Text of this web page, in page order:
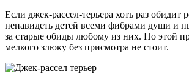
Если джек-рассел-терьера хоть раз обидит
ненавидеть детей всеми фибрами души и
за старые обиды любому из них. По этой
мелкого злюку без присмотра не стоит.